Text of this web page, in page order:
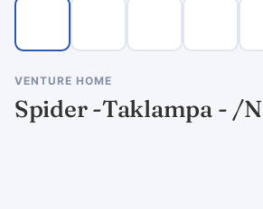
VENTURE HOME
Spider -Taklampa - /